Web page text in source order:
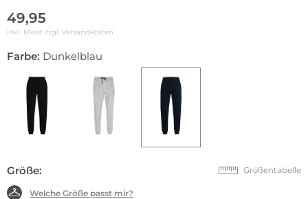
49,95
inkl. Mwst zzgl. Versandkosten
Farbe: Dunkelblau
Größe: Größentabelle
Welche Größe passt mir?